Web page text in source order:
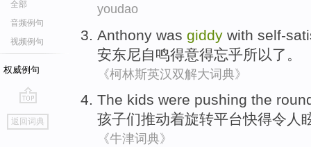
全部
音频例句
视频例句
权威例句
go
top
返回词典
youdao
Anthony was giddy with self-
安东尼自鸣得意得忘乎所以了。
《柯林斯英汉双解大词典》
The kids were pushing the
孩子们推动着旋转平台快得令人
《牛津词典》